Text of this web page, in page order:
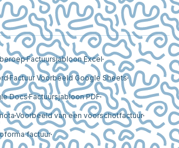
Factuursjabloon Excel
Factuur Voorbeeld Google Sheets
DocsFactuursjabloon PDF
Voorbeeld van een voorschotfactuur
factuur